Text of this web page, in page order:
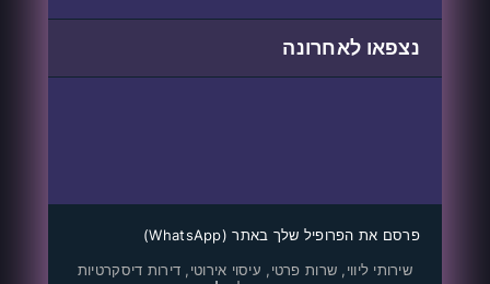
נצפאו לאחרונה
פרסם את הפרופיל שלך באתר (WhatsApp)
שירותי ליווי, שרות פרטי, עיסוי אירוטי, דירות דיסקרטיות